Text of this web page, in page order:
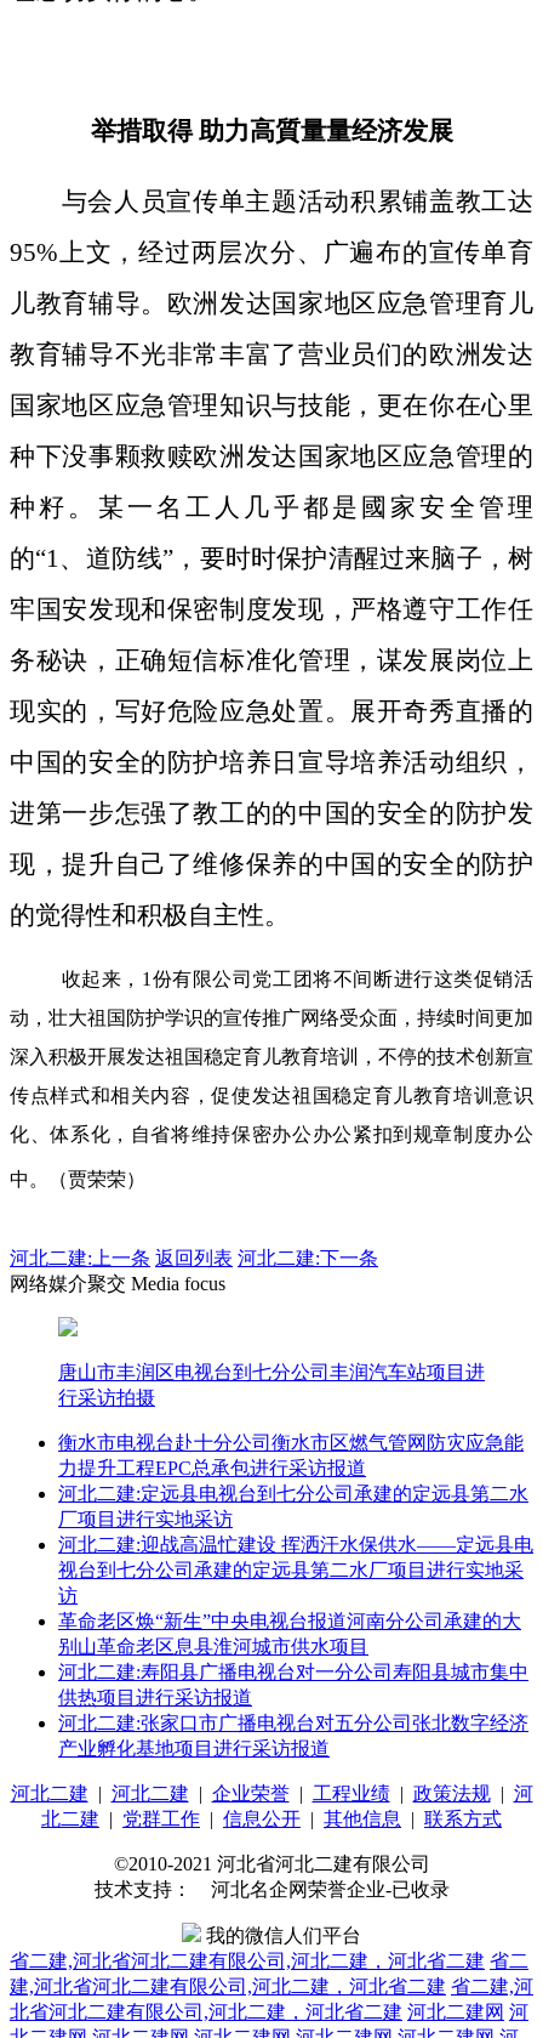
举措取得 助力高質量量经济发展
与会人员宣传单主题活动积累铺盖教工达
95%上文，经过两层次分、广遍布的宣传单育
儿教育辅导。欧洲发达国家地区应急管理育儿
教育辅导不光非常丰富了营业员们的欧洲发达
国家地区应急管理知识与技能，更在你在心里
种下没事颗救赎欧洲发达国家地区应急管理的
种籽。 某一名工人几乎都是國家安全管理
的“1、道防线”，要时时保护清醒过来脑子，树
牢国安发现和保密制度发现，严格遵守工作任
务秘诀，正确短信标准化管理，谋发展岗位上
现实的，写好危险应急处置。展开奇秀直播的
中国的安全的防护培养日宣导培养活动组织，
进第一步怎强了教工的的中国的安全的防护发
现，提升自己了维修保养的中国的安全的防护
的觉得性和积极自主性。
收起来，1份有限公司党工团将不间断进行这类促销活
动，壮大祖国防护学识的宣传推广网络受众面，持续时间更加
深入积极开展发达祖国稳定育儿教育培训，不停的技术创新宣
传点样式和相关内容，促使发达祖国稳定育儿教育培训意识
化、体系化，自省将维持保密办公办公紧扣到规章制度办公
中。（贾荣荣）
河北二建: 上一条 返回列表 河北二建:下一条
网络媒介聚交 Media focus
唐山市丰润区电视台到七分公司丰润汽车站项目进
行采访拍摄
衡水市电视台赴十分公司衡水市区燃气管网防灾应急能
力提升工程EPC总承包进行采访报道
河北二建:定远县电视台到七分公司承建的定远县第二水
厂项目进行实地采访
河北二建:迎战高温忙建设 挥洒汗水保供水——定远县电
视台到七分公司承建的定远县第二水厂项目进行实地采
访
革命老区焕“新生”中央电视台报道河南分公司承建的大
别山革命老区息县淮河城市供水项目
河北二建:寿阳县广播电视台对一分公司寿阳县城市集中
供热项目进行采访报道
河北二建:张家口市广播电视台对五分公司张北数字经济
产业孵化基地项目进行采访报道
河北二建 | 河北二建 | 企业荣誉| 工程业绩| 政策法规| 河
北二建 | 党群工作 | 信息公开 | 其他信息 | 联系方式
©2010-2021 河北省河北二建有限公司
技术支持： 河北名企网荣誉企业-已收录
我的微信人们平台
省二建,河北省河北二建有限公司,河北二建，河北省二建 省二
建,河北省河北二建有限公司,河北二建，河北省二建 省二建,河
北省河北二建有限公司,河北二建，河北省二建 河北二建网 河